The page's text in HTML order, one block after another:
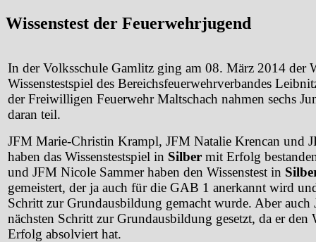
Wissenstest der Feuerwehrjugend
In der Volksschule Gamlitz ging am 08. März 2014 der
Wissenstestspiel des Bereichsfeuerwehrverbandes
der Freiwilligen Feuerwehr Maltschach nahmen sechs
daran teil.
JFM Marie-Christin Krampl, JFM Natalie Krencan und
haben das Wissenstestspiel in Silber mit Erfolg
und JFM Nicole Sammer haben den Wissenstest in
gemeistert, der ja auch für die GAB 1 anerkannt wird
Schritt zur Grundausbildung gemacht wurde. Aber
nächsten Schritt zur Grundausbildung gesetzt, da er den
Erfolg absolviert hat.